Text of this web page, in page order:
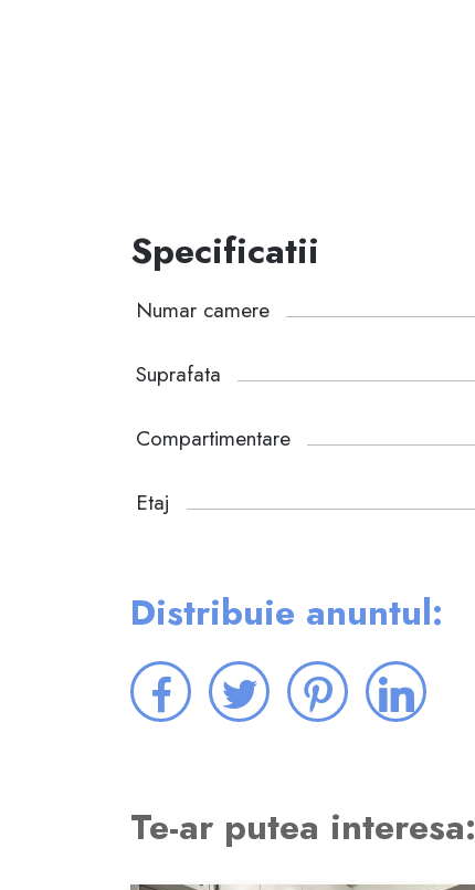
Specificatii
Numar camere
Suprafata
Compartimentare
Etaj
Distribuie anuntul:
Te-ar putea interesa: